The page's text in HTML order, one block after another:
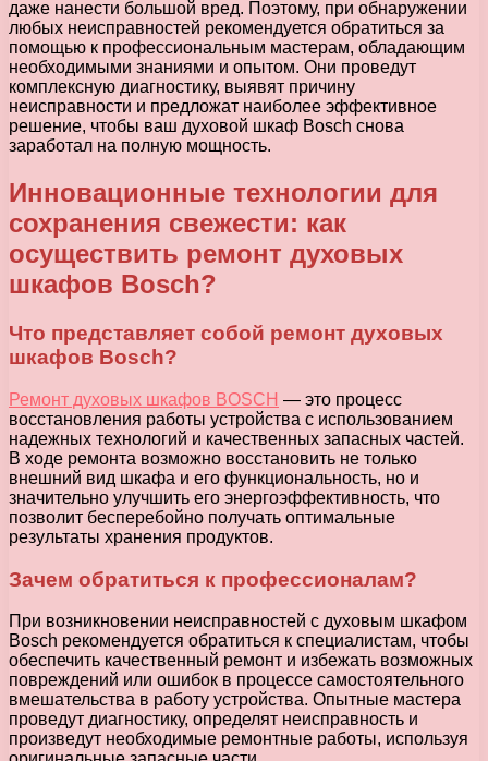
даже нанести большой вред. Поэтому, при обнаружении
любых неисправностей рекомендуется обратиться за
помощью к профессиональным мастерам, обладающим
необходимыми знаниями и опытом. Они проведут
комплексную диагностику, выявят причину
неисправности и предложат наиболее эффективное
решение, чтобы ваш духовой шкаф Bosch снова
заработал на полную мощность.
Инновационные технологии для
сохранения свежести: как
осуществить ремонт духовых
шкафов Bosch?
Что представляет собой ремонт духовых
шкафов Bosch?
Ремонт духовых шкафов BOSCH — это процесс
восстановления работы устройства с использованием
надежных технологий и качественных запасных частей.
В ходе ремонта возможно восстановить не только
внешний вид шкафа и его функциональность, но и
значительно улучшить его энергоэффективность, что
позволит бесперебойно получать оптимальные
результаты хранения продуктов.
Зачем обратиться к профессионалам?
При возникновении неисправностей с духовым шкафом
Bosch рекомендуется обратиться к специалистам, чтобы
обеспечить качественный ремонт и избежать возможных
повреждений или ошибок в процессе самостоятельного
вмешательства в работу устройства. Опытные мастера
проведут диагностику, определят неисправность и
произведут необходимые ремонтные работы, используя